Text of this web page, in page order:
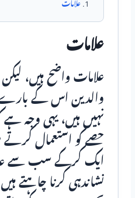
علامات
علامات
علامات واضح ہیں، لیکن
والدین اس کے بارے
نہیں ہیں، یہی وجہ
حصے کو استعمال
ایک کرکے سب سے
نشاندہی کرنا چاہتے